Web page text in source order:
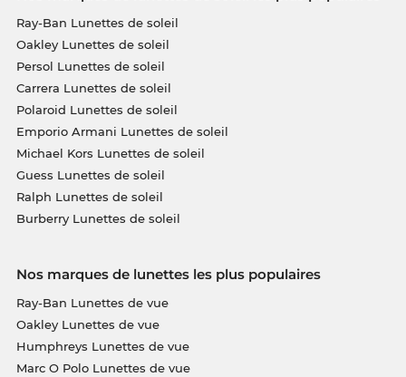
Ray-Ban Lunettes de soleil
Oakley Lunettes de soleil
Persol Lunettes de soleil
Carrera Lunettes de soleil
Polaroid Lunettes de soleil
Emporio Armani Lunettes de soleil
Michael Kors Lunettes de soleil
Guess Lunettes de soleil
Ralph Lunettes de soleil
Burberry Lunettes de soleil
Nos marques de lunettes les plus populaires
Ray-Ban Lunettes de vue
Oakley Lunettes de vue
Humphreys Lunettes de vue
Marc O Polo Lunettes de vue